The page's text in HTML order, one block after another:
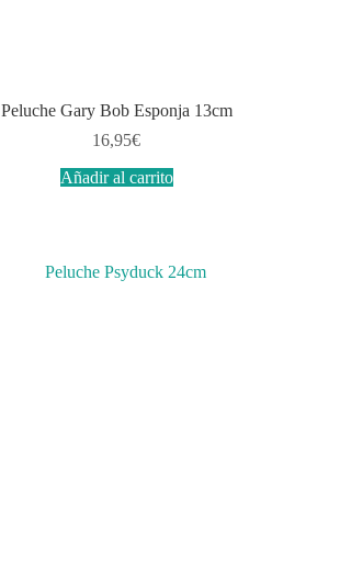
Peluche Gary Bob Esponja 13cm
16,95€
Añadir al carrito